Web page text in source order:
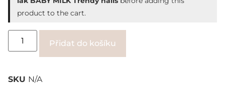
product to the cart.
Přidat do košíku
SKU N/A